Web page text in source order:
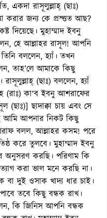
একদা রাসূলুল্লাহ্ (ছাঃ)
করার জন্য কে প্রস্ত্তত আছ?
দিয়েছে। মুহাম্মাদ ইবনু
হে আল্লাহর রাসূল! আপনি
বললেন, হ্যাঁ। তখন
তাহ’লে আমাকে কিছু
(ছাঃ) বললেন, হ্যাঁ
(রাঃ) কা‘ব ইবনু আশরাফের
ছাদাক্বা চায় এবং সে
আমি আপনার নিকট কিছু
বলল, আল্লাহর কসম! পরে
করে তুলবে। মুহাম্মাদ ইবনু
অনুসরণ করছি। পরিণাম কি
করা ভাল মনে করছি না।
দুই ওসাক খাদ্য ধার চাই।
তবে কিছু বন্ধক রাখ।
কি জিনিস আপনি বন্ধক